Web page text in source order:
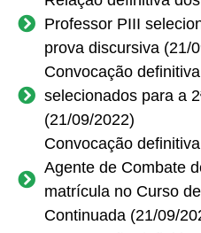
Professor PIII
prova discursiva (21/
Convocação
selecionados para a
(21/09/2022)
Convocação
Agente de Combate
matrícula no Curso
Continuada (21/09/